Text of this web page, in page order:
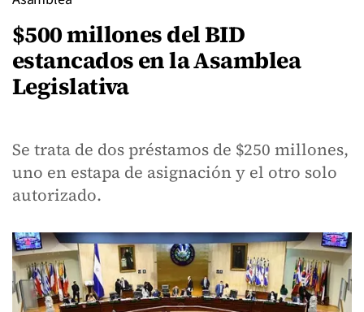
$500 millones del BID
estancados en la Asamblea
Legislativa
Se trata de dos préstamos de $250 millones,
uno en estapa de asignación y el otro solo
autorizado.